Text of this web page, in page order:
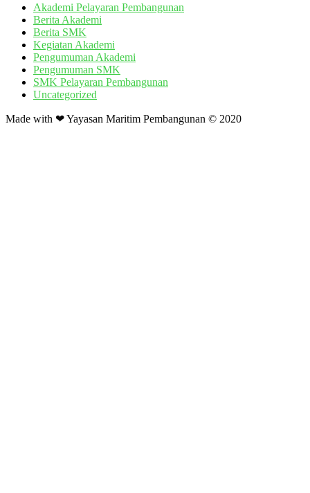
Akademi Pelayaran Pembangunan
Berita Akademi
Berita SMK
Kegiatan Akademi
Pengumuman Akademi
Pengumuman SMK
SMK Pelayaran Pembangunan
Uncategorized
Made with ❤ Yayasan Maritim Pembangunan © 2020